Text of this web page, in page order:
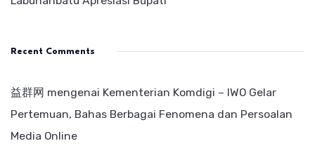
Recent Comments
益群网 mengenai Kementerian Komdigi – IWO Gelar
Pertemuan, Bahas Berbagai Fenomena dan Persoalan
Media Online